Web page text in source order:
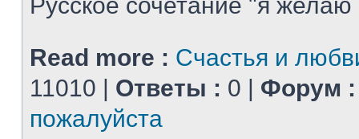
Read more : Счастья и
11010 | Ответы : 0 | Форум :
пожалуйста